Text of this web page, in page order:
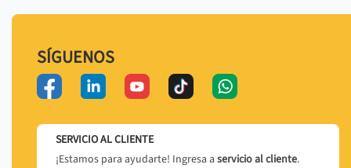
SÍGUENOS
SERVICIO AL CLIENTE
¡Estamos para ayudarte! Ingresa a servicio al cliente.